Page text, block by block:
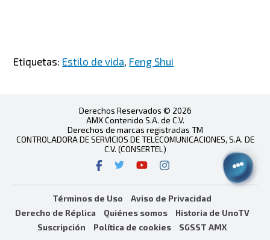
Etiquetas: Estilo de vida Feng Shui
Derechos Reservados © 2026
AMX Contenido S.A. de C.V.
Derechos de marcas registradas TM
CONTROLADORA DE SERVICIOS DE TELECOMUNICACIONES, S.A. DE
C.V. (CONSERTEL)
Términos de Uso
Aviso de Privacidad
Derecho de Réplica
Quiénes somos
Historia de UnoTV
Suscripción
Política de cookies SGSST AMX